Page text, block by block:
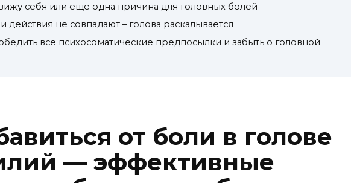
себя или еще одна причина для головных болей
действия не совпадают – голова раскалывается
все психосоматические предпосылки и забыть о головной
от боли в голове
— эффективные